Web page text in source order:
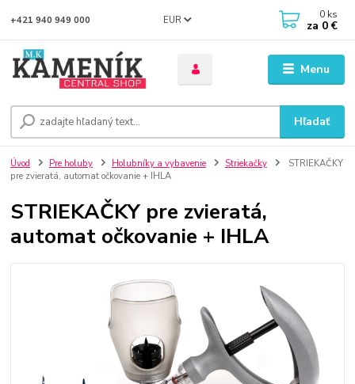
Menu
EUR
Hľadať
+421 940 949 000 0 ks
za 0 €
Úvod Pre holuby Holubníky a vybavenie Striekačky
STRIEKAČKY
pre zvieratá, automat očkovanie + IHLA
STRIEKAČKY pre zvieratá,
automat očkovanie + IHLA